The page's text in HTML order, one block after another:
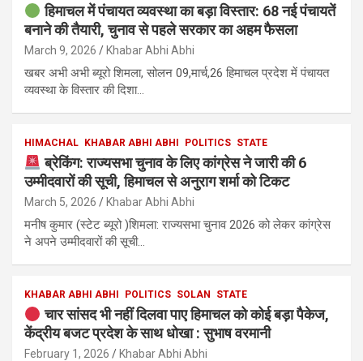
हिमाचल में पंचायत व्यवस्था का बड़ा विस्तार: 68 नई पंचायतें
बनाने की तैयारी, चुनाव से पहले सरकार का अहम फैसला
March 9, 2026 Khabar Abhi Abhi
खबर अभी अभी ब्यूरो शिमला, सोलन 09,मार्च,26 हिमाचल प्रदेश में पंचायत
व्यवस्था के विस्तार की दिशा…
HIMACHAL KHABAR ABHI ABHI POLITICS STATE
ब्रेकिंग: राज्यसभा चुनाव के लिए कांग्रेस ने जारी की 6
उम्मीदवारों की सूची, हिमाचल से अनुराग शर्मा को टिकट
March 5, 2026 Khabar Abhi Abhi
मनीष कुमार (स्टेट ब्यूरो )शिमला: राज्यसभा चुनाव 2026 को लेकर कांग्रेस
ने अपने उम्मीदवारों की सूची…
KHABAR ABHI ABHI POLITICS SOLAN STATE
चार सांसद भी नहीं दिलवा पाए हिमाचल को कोई बड़ा पैकेज,
केंद्रीय बजट प्रदेश के साथ धोखा : सुभाष वरमानी
February 1, 2026 Khabar Abhi Abhi